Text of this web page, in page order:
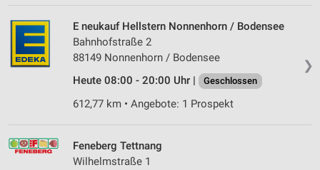
❯
E neukauf Hellstern Nonnenhorn / Bodensee
Bahnhofstraße 2
88149 Nonnenhorn / Bodensee
Heute 08:00 - 20:00 Uhr |
Geschlossen
612,77 km • Angebote: 1 Prospekt
Feneberg Tettnang
Wilhelmstraße 1